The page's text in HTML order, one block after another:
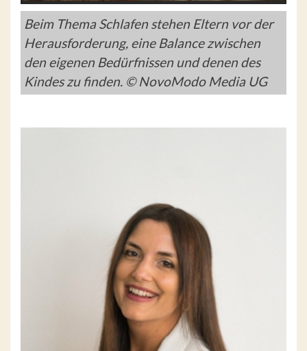
Beim Thema Schlafen stehen Eltern vor der
Herausforderung, eine Balance zwischen
den eigenen Bedürfnissen und denen des
Kindes zu finden. © NovoModo Media UG